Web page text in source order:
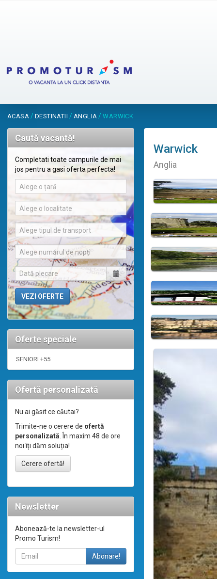
ACASA / DESTINATII / ANGLIA /WARWICK
Caută vacantă!
Completati toate campurile de mai
jos pentru a gasi oferta perfecta!
Alege o țară
Alege o localitate
Alege tipul de transport
Alege numărul de nopți
Oferte speciale
SENIORI +55
Ofertă personalizată
Nu ai găsit ce căutai?
Trimite-ne o cerere de ofertă
personalizată. În maxim 48 de ore
noi îți dăm soluția!
Cerere ofertă!
Newsletter
Abonează-te la newsletter-ul
Promo Turism!
Warwick
Anglia